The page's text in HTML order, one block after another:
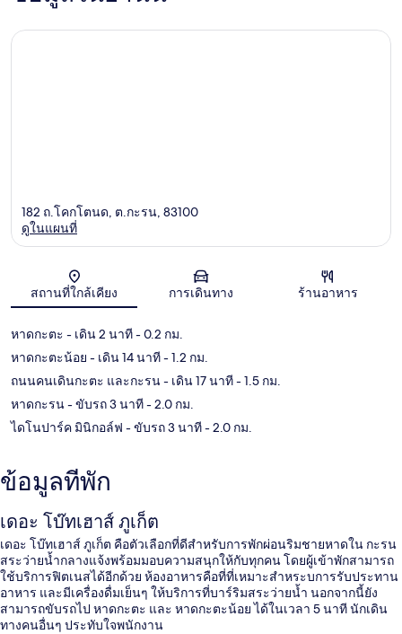
แผนที่
182 ถ.โคกโตนด, ต.กะรน, 83100
ดูในแผนที่
สถานที่ใกล้เคียง การเดินทาง ร้านอาหาร
หาดกะตะ - เดิน 2 นาที- 0.2 กม.
หาดกะตะน้อย - เดิน 14 นาที- 1.2 กม.
ถนนคนเดินกะตะ และกะรน- เดิน 17 นาที- 1.5 กม.
หาดกะรน- ขับรถ 3 นาที- 2.0 กม.
ไดโนปาร์ค มินิกอล์ฟ - ขับรถ 3 นาที- 2.0 กม.
ข้อมูลที่พัก
เดอะ โบ๊ทเฮาส์ ภูเก็ต
เดอะ โบ๊ทเฮาส์ ภูเก็ต คือตัวเลือกที่ดีสำหรับการพักผ่อนริมชายหาดใน กะรน
สระว่ายน้ำกลางแจ้งพร้อมมอบความสนุกให้กับทุกคน โดยผู้เข้าพักสามารถ
ใช้บริการฟิตเนสได้อีกด้วย ห้องอาหารคือที่ที่เหมาะสำหระบการรับประทาน
อาหาร และมีเครื่องดื่มเย็นๆ ให้บริการที่บาร์ริมสระว่ายน้ำ นอกจากนี้ยัง
สามารถขับรถไป หาดกะตะ และ หาดกะตะน้อย ได้ในเวลา 5 นาที นักเดิน
ทางคนอื่นๆ ประทับใจพนักงาน